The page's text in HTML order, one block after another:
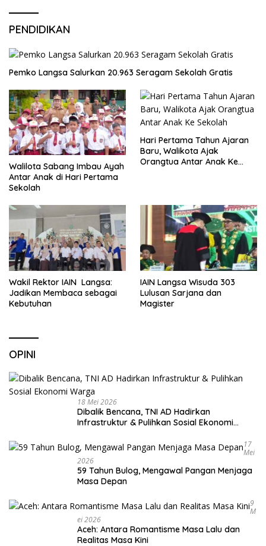
PENDIDIKAN
Pemko Langsa Salurkan 20.963 Seragam Sekolah Gratis
Walilota Sabang Imbau Ayah
Antar Anak di Hari Pertama
Sekolah
Hari Pertama Tahun Ajaran
Baru, Walikota Ajak
Orangtua Antar Anak Ke
Wakil Rektor IAIN Langsa:
Jadikan Membaca sebagai
Kebutuhan
IAIN Langsa Wisuda 303
Lulusan Sarjana dan
Magister
OPINI
18 Mei 2026
Dibalik Bencana, TNI AD Hadirkan
Infrastruktur & Pulihkan Sosial Ekonomi
17
Mei
2026
59 Tahun Bulog, Mengawal Pangan Menjaga
Masa Depan
9
M
Ei 2026
Aceh: Antara Romantisme Masa Lalu dan
Realitas Masa Kini